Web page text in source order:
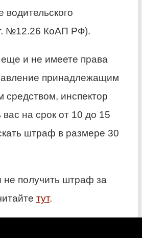
водительского
№12.26 КоАП РФ).
и не имеете права
принадлежащим
средством, инспектор
на срок от 10 до 15
штраф в размере 30
не получить штраф за
тут.